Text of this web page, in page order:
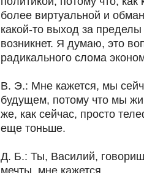
более виртуальной и
какой-то выход за
возникнет. Я думаю, это
радикального слома
В. Э.: Мне кажется, мы
будущем, потому что мы
же, как сейчас, просто
еще тоньше.
Д. Б.: Ты, Василий,
мечты, мне кажется.